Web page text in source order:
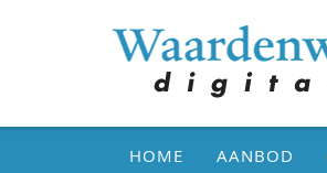
HOME AANBOD